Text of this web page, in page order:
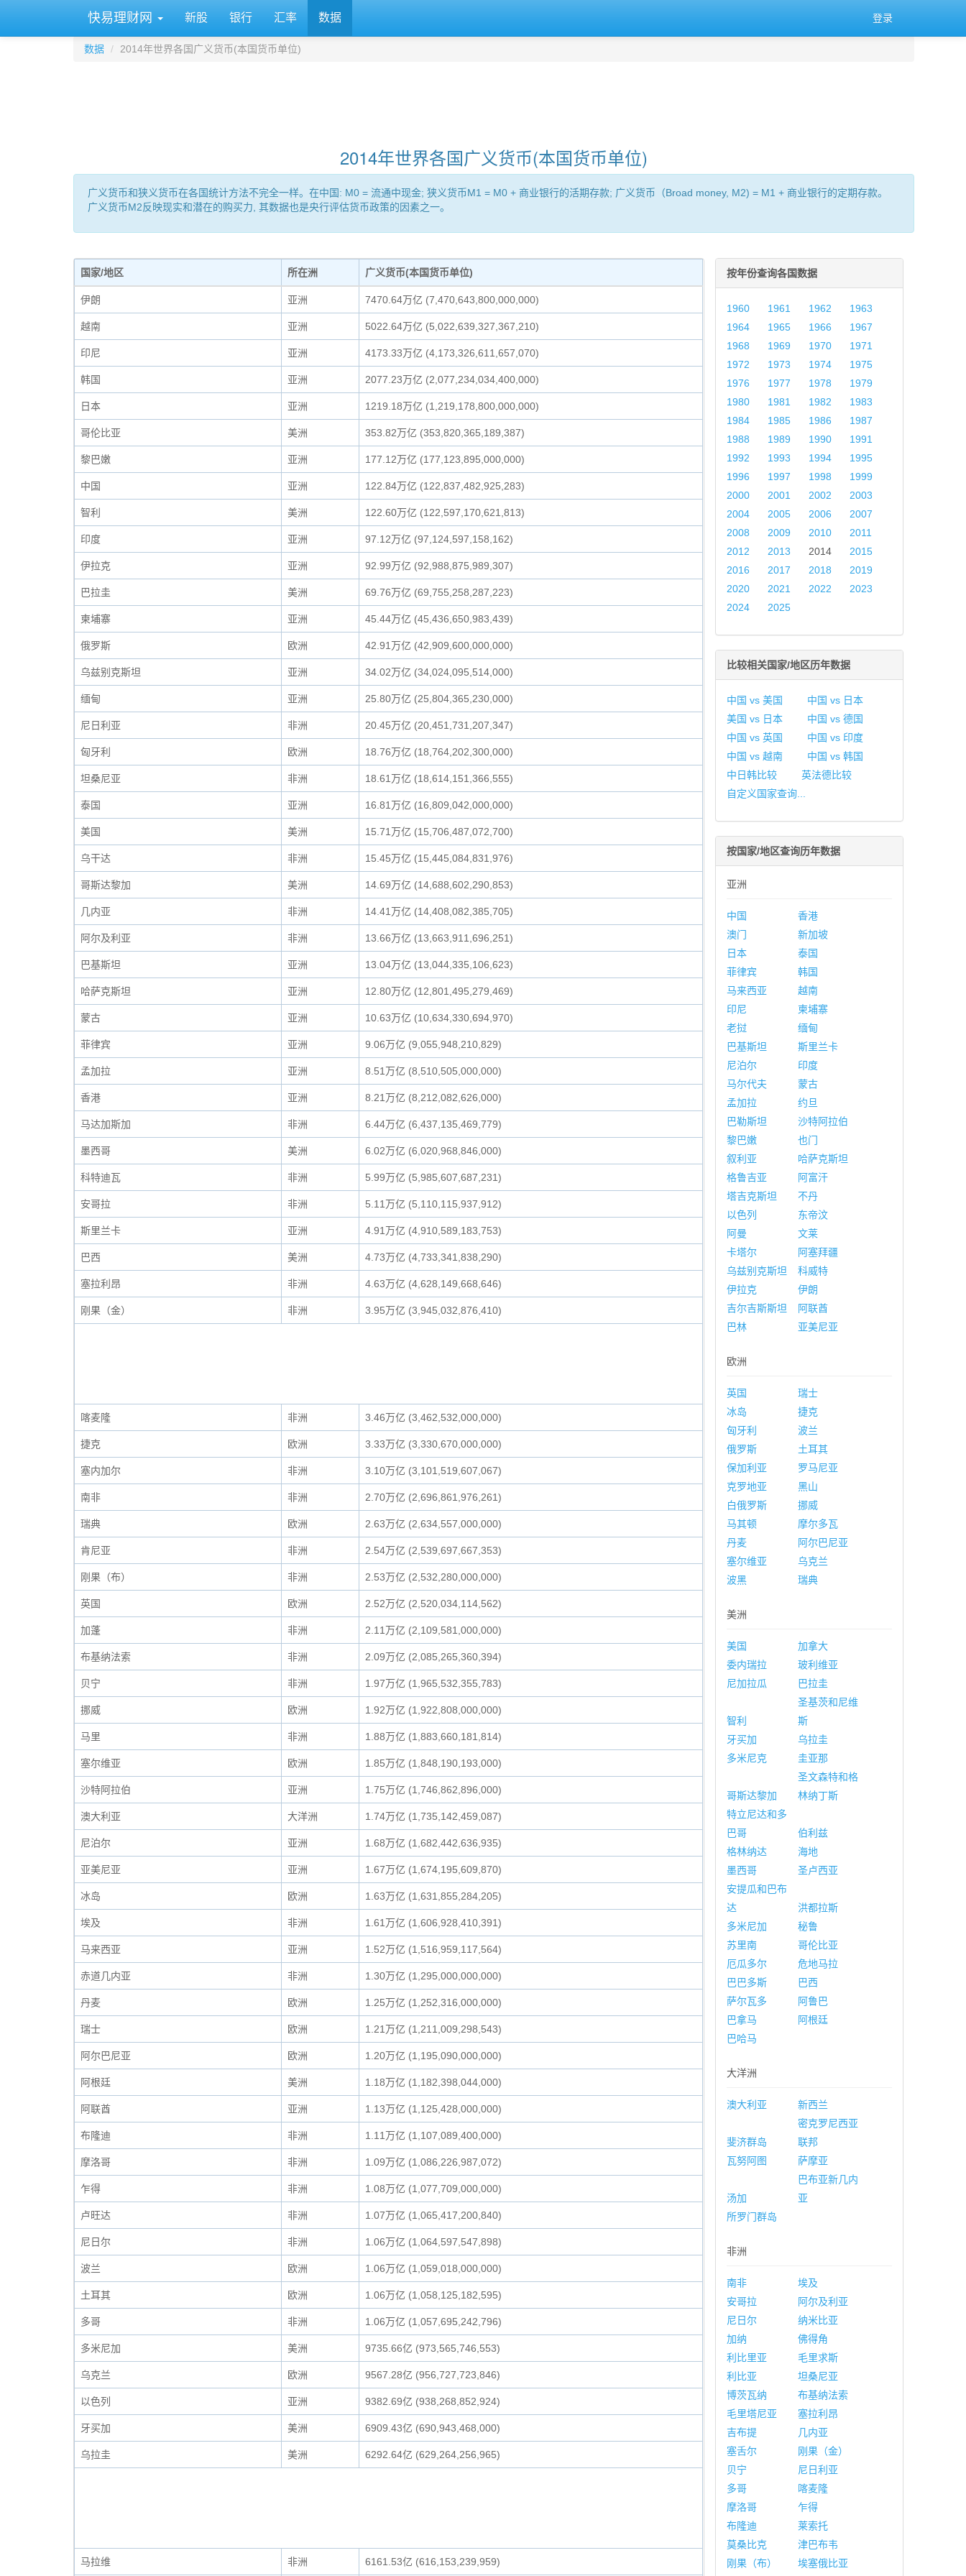
快易理财网 新股 银行 汇率 数据 登录
数据 2014年世界各国广义货币(本国货币单位)
2014年世界各国广义货币(本国货币单位)
广义货币和狭义货币在各国统计方法不完全一样。在中国: M0 = 流通中现金; 狭义货币M1 = M0 + 商业银行的活期存款; 广义货币（Broad money, M2) = M1 + 商业银行的定期存款。
广义货币M2反映现实和潜在的购买力, 其数据也是央行评估货币政策的因素之一。
国家/地区 所在洲 广义货币(本国货币单位)
伊朗 亚洲 7470.64万亿 (7,470,643,800,000,000)
越南 亚洲 5022.64万亿 (5,022,639,327,367,210)
印尼 亚洲 4173.33万亿 (4,173,326,611,657,070)
韩国 亚洲 2077.23万亿 (2,077,234,034,400,000)
日本 亚洲 1219.18万亿 (1,219,178,800,000,000)
哥伦比亚 美洲 353.82万亿 (353,820,365,189,387)
黎巴嫩 亚洲 177.12万亿 (177,123,895,000,000)
中国 亚洲 122.84万亿 (122,837,482,925,283)
智利 美洲 122.60万亿 (122,597,170,621,813)
印度 亚洲 97.12万亿 (97,124,597,158,162)
伊拉克 亚洲 92.99万亿 (92,988,875,989,307)
巴拉圭 美洲 69.76万亿 (69,755,258,287,223)
柬埔寨 亚洲 45.44万亿 (45,436,650,983,439)
俄罗斯 欧洲 42.91万亿 (42,909,600,000,000)
乌兹别克斯坦 亚洲 34.02万亿 (34,024,095,514,000)
缅甸 亚洲 25.80万亿 (25,804,365,230,000)
尼日利亚 非洲 20.45万亿 (20,451,731,207,347)
匈牙利 欧洲 18.76万亿 (18,764,202,300,000)
坦桑尼亚 非洲 18.61万亿 (18,614,151,366,555)
泰国 亚洲 16.81万亿 (16,809,042,000,000)
美国 美洲 15.71万亿 (15,706,487,072,700)
乌干达 非洲 15.45万亿 (15,445,084,831,976)
哥斯达黎加 美洲 14.69万亿 (14,688,602,290,853)
几内亚 非洲 14.41万亿 (14,408,082,385,705)
阿尔及利亚 非洲 13.66万亿 (13,663,911,696,251)
巴基斯坦 亚洲 13.04万亿 (13,044,335,106,623)
哈萨克斯坦 亚洲 12.80万亿 (12,801,495,279,469)
蒙古 亚洲 10.63万亿 (10,634,330,694,970)
菲律宾 亚洲 9.06万亿 (9,055,948,210,829)
孟加拉 亚洲 8.51万亿 (8,510,505,000,000)
香港 亚洲 8.21万亿 (8,212,082,626,000)
马达加斯加 非洲 6.44万亿 (6,437,135,469,779)
墨西哥 美洲 6.02万亿 (6,020,968,846,000)
科特迪瓦 非洲 5.99万亿 (5,985,607,687,231)
安哥拉 非洲 5.11万亿 (5,110,115,937,912)
斯里兰卡 亚洲 4.91万亿 (4,910,589,183,753)
巴西 美洲 4.73万亿 (4,733,341,838,290)
塞拉利昂 非洲 4.63万亿 (4,628,149,668,646)
刚果（金） 非洲 3.95万亿 (3,945,032,876,410)
喀麦隆 非洲 3.46万亿 (3,462,532,000,000)
捷克 欧洲 3.33万亿 (3,330,670,000,000)
塞内加尔 非洲 3.10万亿 (3,101,519,607,067)
南非 非洲 2.70万亿 (2,696,861,976,261)
瑞典 欧洲 2.63万亿 (2,634,557,000,000)
肯尼亚 非洲 2.54万亿 (2,539,697,667,353)
刚果（布） 非洲 2.53万亿 (2,532,280,000,000)
英国 欧洲 2.52万亿 (2,520,034,114,562)
加蓬 非洲 2.11万亿 (2,109,581,000,000)
布基纳法索 非洲 2.09万亿 (2,085,265,360,394)
贝宁 非洲 1.97万亿 (1,965,532,355,783)
挪威 欧洲 1.92万亿 (1,922,808,000,000)
马里 非洲 1.88万亿 (1,883,660,181,814)
塞尔维亚 欧洲 1.85万亿 (1,848,190,193,000)
沙特阿拉伯 亚洲 1.75万亿 (1,746,862,896,000)
澳大利亚 大洋洲 1.74万亿 (1,735,142,459,087)
尼泊尔 亚洲 1.68万亿 (1,682,442,636,935)
亚美尼亚 亚洲 1.67万亿 (1,674,195,609,870)
冰岛 欧洲 1.63万亿 (1,631,855,284,205)
埃及 非洲 1.61万亿 (1,606,928,410,391)
马来西亚 亚洲 1.52万亿 (1,516,959,117,564)
赤道几内亚 非洲 1.30万亿 (1,295,000,000,000)
丹麦 欧洲 1.25万亿 (1,252,316,000,000)
瑞士 欧洲 1.21万亿 (1,211,009,298,543)
阿尔巴尼亚 欧洲 1.20万亿 (1,195,090,000,000)
阿根廷 美洲 1.18万亿 (1,182,398,044,000)
阿联酋 亚洲 1.13万亿 (1,125,428,000,000)
布隆迪 非洲 1.11万亿 (1,107,089,400,000)
摩洛哥 非洲 1.09万亿 (1,086,226,987,072)
乍得 非洲 1.08万亿 (1,077,709,000,000)
卢旺达 非洲 1.07万亿 (1,065,417,200,840)
尼日尔 非洲 1.06万亿 (1,064,597,547,898)
波兰 欧洲 1.06万亿 (1,059,018,000,000)
土耳其 欧洲 1.06万亿 (1,058,125,182,595)
多哥 非洲 1.06万亿 (1,057,695,242,796)
多米尼加 美洲 9735.66亿 (973,565,746,553)
乌克兰 欧洲 9567.28亿 (956,727,723,846)
以色列 亚洲 9382.69亿 (938,268,852,924)
牙买加 美洲 6909.43亿 (690,943,468,000)
乌拉圭 美洲 6292.64亿 (629,264,256,965)
马拉维 非洲 6161.53亿 (616,153,239,959)
按年份查询各国数据
1960 1961 1962
1963
1964
1965 1966
1967
1968
1969 1970
1971
1972
1973 1974
1975
1976
1977 1978
1979
1980
1981 1982
1983
1984
1985 1986
1987
1988
1989 1990
1991
1992
1993 1994
1995
1996
1997 1998
1999
2000
2001 2002
2003
2004
2005 2006
2007
2008
2009 2010
2011
2012
2013 2014
2015
2016
2017 2018
2019
2020
2021 2022
2023
2024
2025
比较相关国家/地区历年数据
中国 vs 美国
中国 vs 日本
美国 vs 日本
中国 vs 德国
中国 vs 英国
中国 vs 印度
中国 vs 越南
中国 vs 韩国
中日韩比较
英法德比较
自定义国家查询...
按国家/地区查询历年数据
亚洲
中国
香港
澳门
新加坡
日本
泰国
菲律宾
韩国
马来西亚
越南
印尼
柬埔寨
老挝
缅甸
巴基斯坦
斯里兰卡
尼泊尔
印度
马尔代夫
蒙古
孟加拉
约旦
巴勒斯坦
沙特阿拉伯
黎巴嫩
也门
叙利亚
哈萨克斯坦
格鲁吉亚
阿富汗
塔吉克斯坦
不丹
以色列
东帝汶
阿曼
文莱
卡塔尔
阿塞拜疆
乌兹别克斯坦
科威特
伊拉克
伊朗
吉尔吉斯斯坦
阿联酋
巴林
亚美尼亚
欧洲
英国
瑞士
冰岛
捷克
匈牙利
波兰
俄罗斯
土耳其
保加利亚
罗马尼亚
克罗地亚
黑山
白俄罗斯
挪威
马其顿
摩尔多瓦
丹麦
阿尔巴尼亚
塞尔维亚
乌克兰
波黑
瑞典
美洲
美国
加拿大
委内瑞拉
玻利维亚
尼加拉瓜
巴拉圭
智利
圣基茨和尼维
斯
牙买加
乌拉圭
多米尼克
圭亚那
哥斯达黎加
圣文森特和格
林纳丁斯
特立尼达和多
巴哥
伯利兹
格林纳达
海地
墨西哥
圣卢西亚
安提瓜和巴布
达
洪都拉斯
多米尼加
秘鲁
苏里南
哥伦比亚
厄瓜多尔
危地马拉
巴巴多斯
巴西
萨尔瓦多
阿鲁巴
巴拿马
阿根廷
巴哈马
大洋洲
澳大利亚 新西兰
斐济群岛
密克罗尼西亚
联邦
瓦努阿图
萨摩亚
汤加
巴布亚新几内
亚
所罗门群岛
非洲
南非
埃及
安哥拉
阿尔及利亚
尼日尔
纳米比亚
加纳
佛得角
利比里亚
毛里求斯
利比亚
坦桑尼亚
博茨瓦纳
布基纳法索
毛里塔尼亚
塞拉利昂
吉布提
几内亚
塞舌尔
刚果（金）
贝宁
尼日利亚
多哥
喀麦隆
摩洛哥
乍得
布隆迪
莱索托
莫桑比克
津巴布韦
刚果（布）
埃塞俄比亚